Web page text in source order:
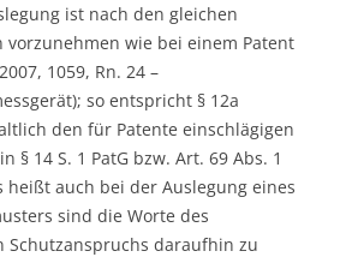
ist nach den gleichen
vorzunehmen wie bei einem Patent
1059, Rn. 24 –
so entspricht § 12a
den für Patente einschlägigen
§ 14 S. 1 PatG bzw. Art. 69 Abs. 1
heißt auch bei der Auslegung eines
sind die Worte des
Schutzanspruchs daraufhin zu